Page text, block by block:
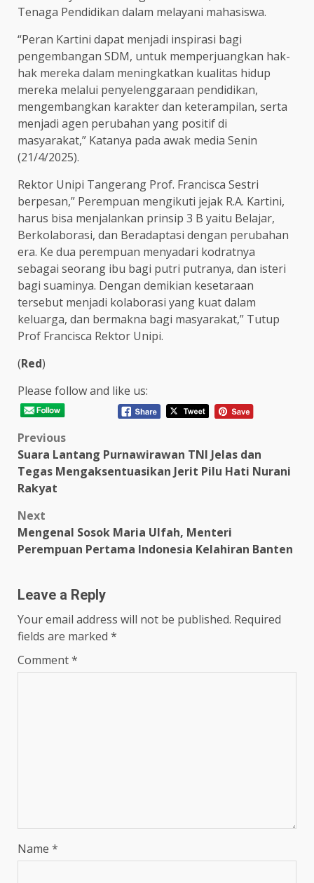
Tenaga Pendidikan dalam melayani mahasiswa.
“Peran Kartini dapat menjadi inspirasi bagi
pengembangan SDM, untuk memperjuangkan hak-
hak mereka dalam meningkatkan kualitas hidup
mereka melalui penyelenggaraan pendidikan,
mengembangkan karakter dan keterampilan, serta
menjadi agen perubahan yang positif di
masyarakat,” Katanya pada awak media Senin
(21/4/2025).
Rektor Unipi Tangerang Prof. Francisca Sestri
berpesan,” Perempuan mengikuti jejak R.A. Kartini,
harus bisa menjalankan prinsip 3 B yaitu Belajar,
Berkolaborasi, dan Beradaptasi dengan perubahan
era. Ke dua perempuan menyadari kodratnya
sebagai seorang ibu bagi putri putranya, dan isteri
bagi suaminya. Dengan demikian kesetaraan
tersebut menjadi kolaborasi yang kuat dalam
keluarga, dan bermakna bagi masyarakat,” Tutup
Prof Francisca Rektor Unipi.
(Red)
Please follow and like us:
Post
navigation
Previous
Suara Lantang Purnawirawan TNI Jelas dan
Tegas Mengaksentuasikan Jerit Pilu Hati Nurani
Rakyat
Next
Mengenal Sosok Maria Ulfah, Menteri
Perempuan Pertama Indonesia Kelahiran Banten
Leave a Reply
Your email address will not be published. Required
fields are marked *
Comment*
Name *